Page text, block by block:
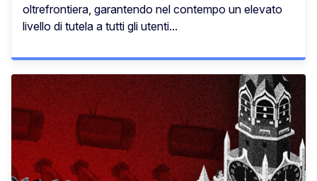
oltrefrontiera, garantendo nel contempo un elevato
livello di tutela a tutti gli utenti...